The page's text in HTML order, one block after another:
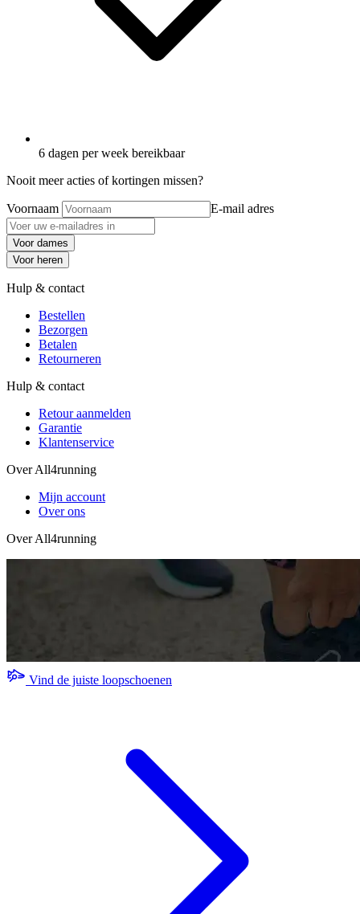
6 dagen per week bereikbaar
Nooit meer acties of kortingen missen?
Voornaam E-mail adres
Voor dames
Voor heren
Hulp & contact
Bestellen
Bezorgen
Betalen
Retourneren
Hulp & contact
Retour aanmelden
Garantie
Klantenservice
Over All4running
Mijn account
Over ons
Over All4running
Vind de juiste loopschoenen